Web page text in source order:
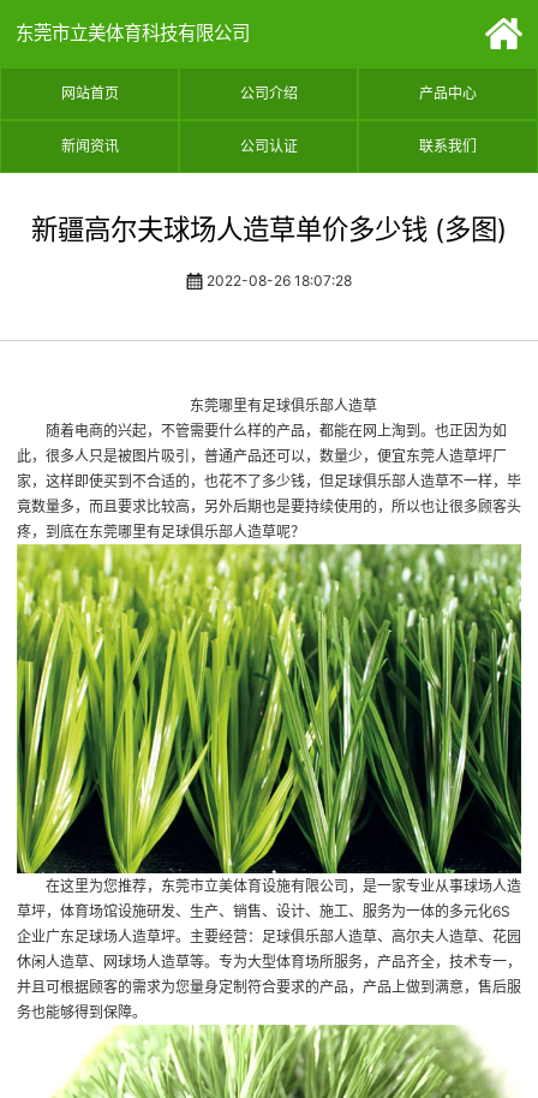
东莞市立美体育科技有限公司
网站首页 公司介绍 产品中心
新闻资讯 公司认证 联系我们
新疆高尔夫球场人造草单价多少钱 (多图)
2022-08-26 18:07:28
东莞哪里有足球俱乐部人造草
随着电商的兴起，不管需要什么样的产品，都能在网上淘到。也正因为如
此，很多人只是被图片吸引，普通产品还可以，数量少，便宜东莞人造草坪厂
家 ，这样即使买到不合适的，也花不了多少钱，但足球俱乐部人造草不一样，毕
竟数量多，而且要求比较高，另外后期也是要持续使用的，所以也让很多顾客头
疼，到底在东莞哪里有足球俱乐部人造草呢？
在这里为您推荐，东莞市立美体育设施有限公司，是一家专业从事球场人造
草坪，体育场馆设施研发、生产、销售、设计、施工、服务为一体的多元化6S
企业广东足球场人造草坪。主要经营：足球俱乐部人造草、高尔夫人造草、花园
休闲人造草、网球场人造草等。专为大型体育场所服务，产品齐全，技术专一，
并且可根据顾客的需求为您量身定制符合要求的产品，产品上做到满意，售后服
务也能够得到保障。